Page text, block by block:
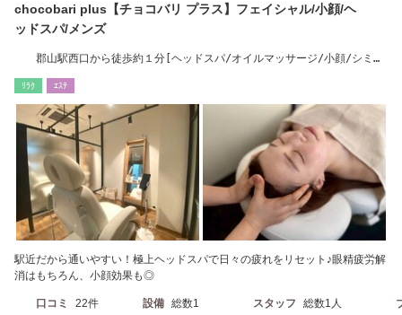
chocobari plus【チョコバリ プラス】フェイシャル/小顔/ヘ
ッドスパ/メンズ
郡山駅西口から徒歩約１分[ヘッドスパ/オイルマッサージ/小顔/シミシ
ﾘﾗｸ ｴｽﾃ
駅近だから通いやすい！極上ヘッドスパで日々の疲れをリセット♪眼精疲労解
消はもちろん、小顔効果も◎
口コミ 22件 設備 総数1 スタッフ 総数1人